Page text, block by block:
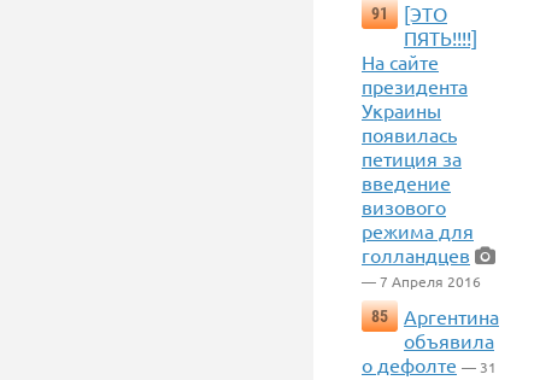
91
[ЭТО
ПЯТЬ!!!!]
На сайте
президента
Украины
появилась
петиция за
введение
визового
режима для
голландцев
— 7 Апреля 2016
85
Аргентина
объявила
о дефолте — 31